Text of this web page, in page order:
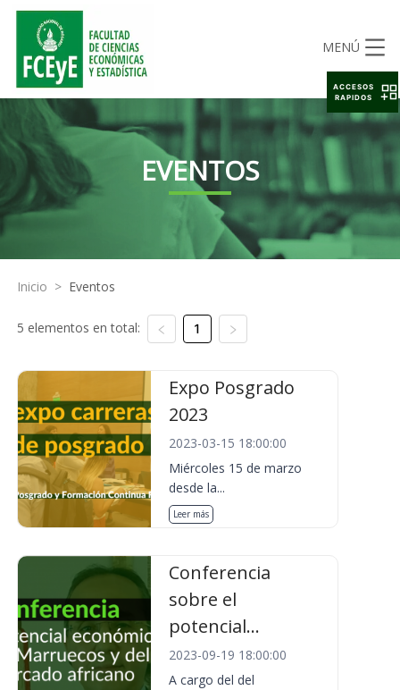
MENÚ
EVENTOS
Inicio > Eventos
5 elementos en total: 1
Expo Posgrado
2023
2023-03-15 18:00:00
Miércoles 15 de marzo
desde la...
Leer más
Conferencia
sobre el
potencial...
2023-09-19 18:00:00
A cargo del del
ACCESOS
RAPIDOS